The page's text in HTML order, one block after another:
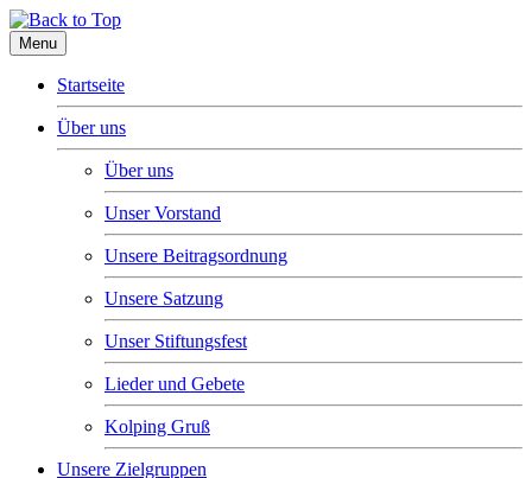
Menu
Startseite
Über uns
Über uns
Unser Vorstand
Unsere Beitragsordnung
Unsere Satzung
Unser Stiftungsfest
Lieder und Gebete
Kolping Gruß
Unsere Zielgruppen